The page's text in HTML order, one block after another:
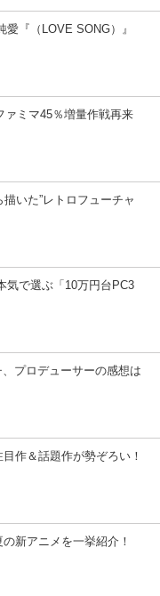
『（LOVE SONG）』
ァミマ45％増量作戦再来
いた”レトロフューチャ
気で選ぶ「10万円台PC3
、プロデューサーの感想は
作＆話題作が勢ぞろい！
の新アニメを一挙紹介！